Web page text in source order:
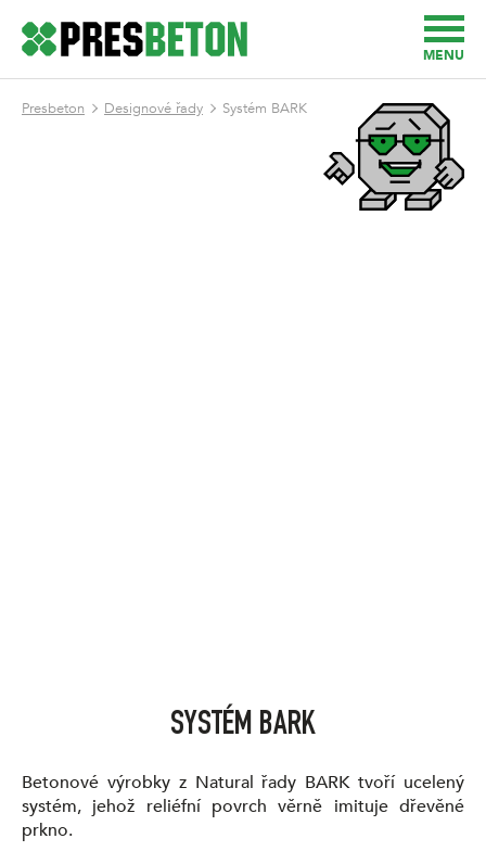
MENU
Presbeton Designové řady Systém BARK
SYSTÉM BARK
Betonové výrobky z Natural řady BARK tvoří ucelený
systém, jehož reliéfní povrch věrně imituje dřevěné
prkno.